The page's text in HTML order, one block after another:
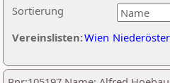
Sortierung
Vereinslisten:Wien